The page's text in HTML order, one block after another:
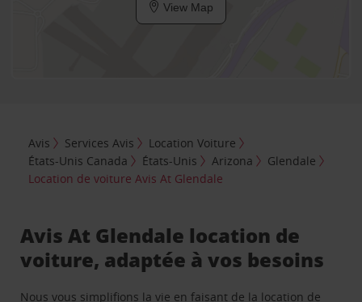
View Map
Avis Services Avis
Location Voiture
États-Unis Canada
États-Unis Arizona
Glendale
Location de voiture Avis At Glendale
Avis At Glendale location de
voiture, adaptée à vos besoins
Nous vous simplifions la vie en faisant de la location de